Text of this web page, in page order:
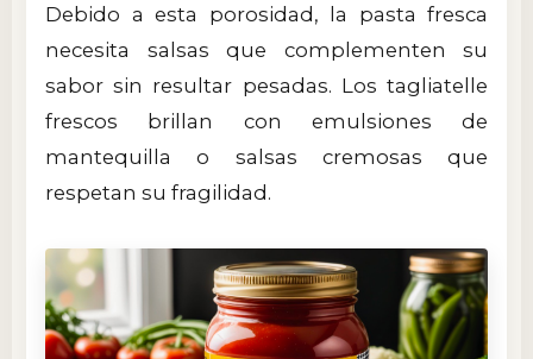
Debido a esta porosidad, la pasta fresca
necesita salsas que complementen su
sabor sin resultar pesadas. Los tagliatelle
frescos brillan con emulsiones de
mantequilla o salsas cremosas que
respetan su fragilidad.